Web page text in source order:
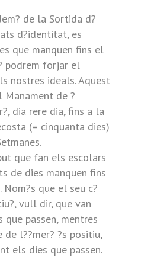
de la Sortida d?
d?identitat, es
que manquen fins el
podrem forjar el
nostres ideals. Aquest
de ?
dia rere dia, fins a la
(= cinquanta dies)
que fan els escolars
de dies manquen fins
que el seu c?
vull dir, que van
passen, mentres
de l??mer? ?s positiu,
els dies que passen.